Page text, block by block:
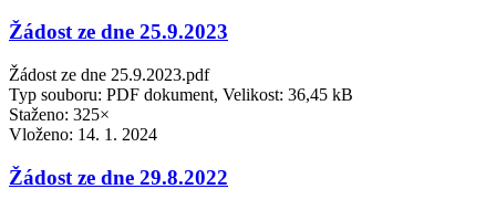
Žádost ze dne 25.9.2023
Žádost ze dne 25.9.2023.pdf
Typ souboru: PDF dokument, Velikost: 36,45 kB
Staženo: 325×
Vloženo: 14. 1. 2024
Žádost ze dne 29.8.2022